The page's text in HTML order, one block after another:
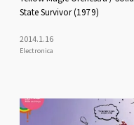
State Survivor (1979)
2014.1.16
Electronica